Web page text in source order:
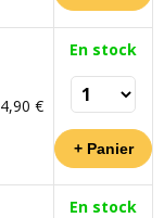
4,90 €
En stock
En stock